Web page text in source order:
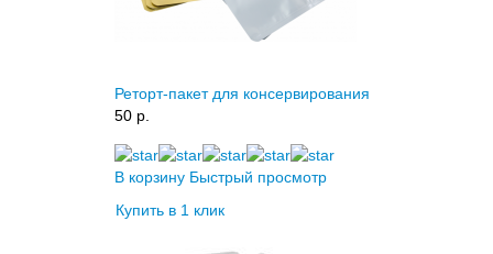
Реторт-пакет для консервирования
50 p.
В корзину Быстрый просмотр
Купить в 1 клик